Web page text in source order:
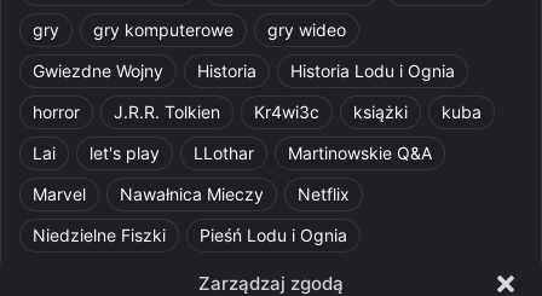
Zarządzaj zgodą
gry
gry komputerowe
gry wideo
Gwiezdne Wojny
Historia
Historia Lodu i Ognia
horror
J.R.R. Tolkien Kr4wi3c książki
kuba
Lai
let's play LLothar
Martinowskie Q&A
Marvel
Nawałnica Mieczy
Netflix
Niedzielne Fiszki
Pieśń Lodu i Ognia
Pquelim
Pytania do maesterów